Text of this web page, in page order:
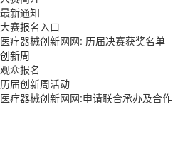
最新通知
大赛报名入口
医疗器械创新网网: 历届决赛获奖名单
创新周
观众报名
历届创新周活动
医疗器械创新网网:申请联合承办及合作